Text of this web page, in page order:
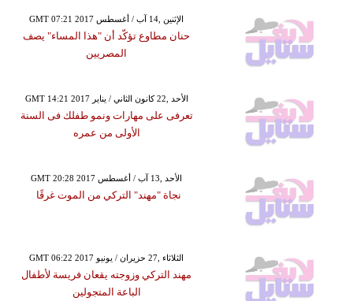
GMT 07:21 2017 الإثنين ,14 آب / أغسطس
حنان مطاوع تؤكّد أن "هذا المساء" يصف
المصريين
GMT 14:21 2017 الأحد ,22 كانون الثاني / يناير
تعرفى على مهارات ونمو طفلك فى السنة
الأولى من عمره
GMT 20:28 2017 الأحد ,13 آب / أغسطس
نجاة "مهند" التركي من الموت غرقًا
GMT 06:22 2017 الثلاثاء ,27 حزيران / يونيو
مهند التركي وزوجته يقعان فريسة لأطفال
الباعة المتجولين